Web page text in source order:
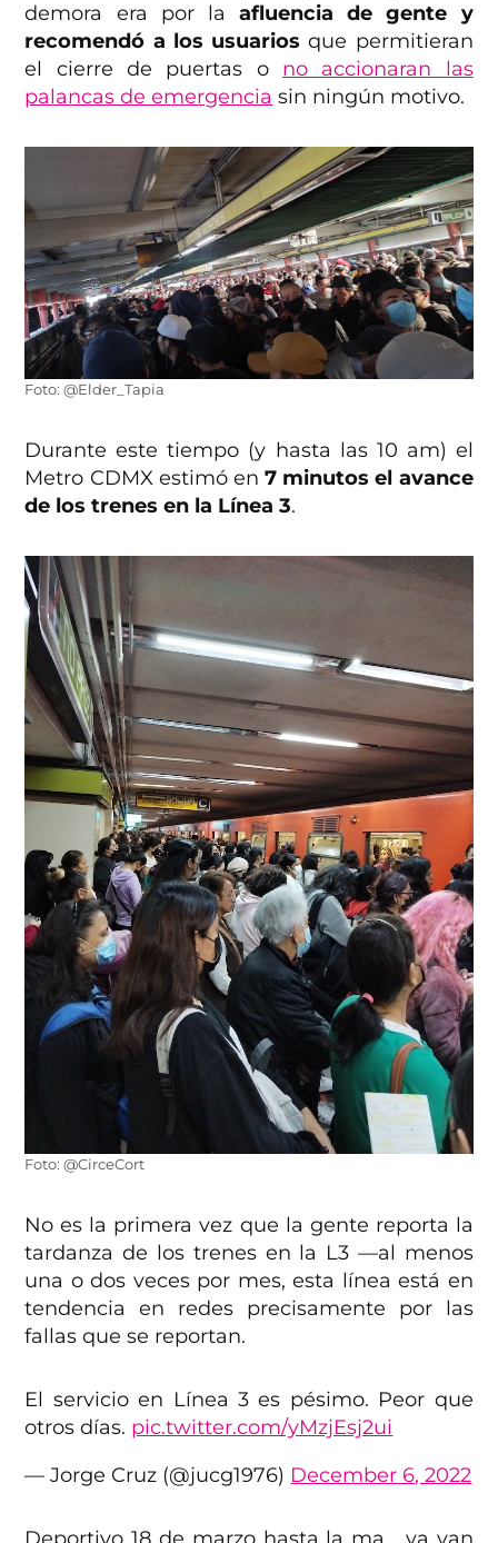
demora era por laafluencia de gente y
recomendó a los usuarios que permitieran
el cierre de puertas o no accionaran las
palancas de emergencia sin ningún motivo.
Foto: @Elder_Tapia
Durante este tiempo (y hasta las 10 am) el
Metro CDMX estimó en7 minutos el avance
de los trenes en la Línea 3.
Foto: @CirceCort
No es la primera vez que la gente reporta la
tardanza de los trenes en la L3 —al menos
una o dos veces por mes, esta línea está en
tendencia en redes precisamente por las
fallas que se reportan.
El servicio en Línea 3 es pésimo. Peor que
otros días. pic.twitter.com/yMzjEsj2ui
— Jorge Cruz (@jucg1976) December 6, 2022